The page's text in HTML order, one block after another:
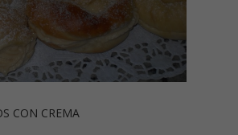
CON CREMA